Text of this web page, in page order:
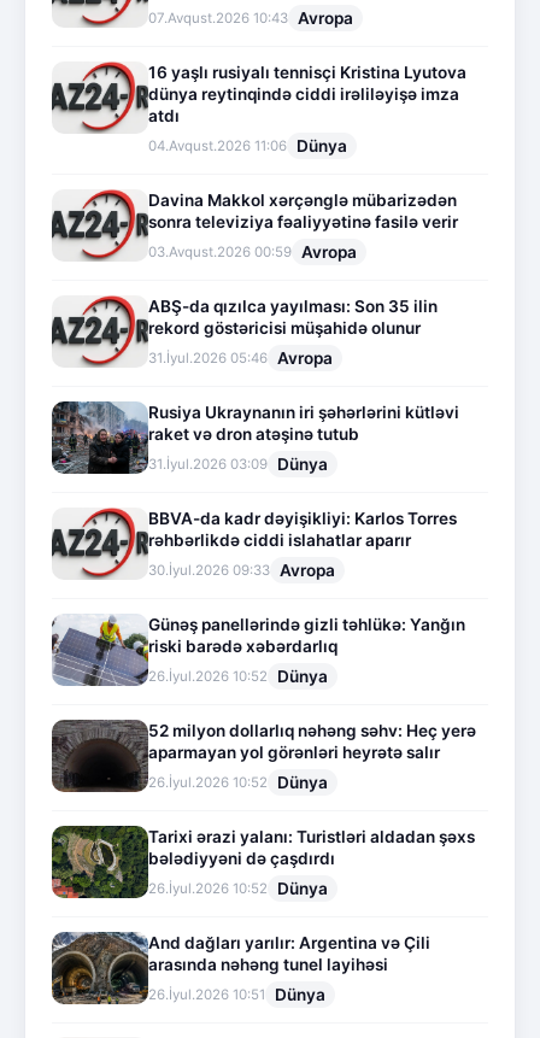
07.Avqust.2026 10:43 Avropa
16 yaşlı rusiyalı tennisçi Kristina Lyutova
dünya reytinqində ciddi irəliləyişə imza
atdı
04.Avqust.2026 11:06 Dünya
Davina Makkol xərçənglə mübarizədən
sonra televiziya fəaliyyətinə fasilə verir
03.Avqust.2026 00:59 Avropa
ABŞ-da qızılca yayılması: Son 35 ilin
rekord göstəricisi müşahidə olunur
31.İyul.2026 05:46 Avropa
Rusiya Ukraynanın iri şəhərlərini kütləvi
raket və dron atəşinə tutub
31.İyul.2026 03:09 Dünya
BBVA-da kadr dəyişikliyi: Karlos Torres
rəhbərlikdə ciddi islahatlar aparır
30.İyul.2026 09:33 Avropa
Günəş panellərində gizli təhlükə: Yanğın
riski barədə xəbərdarlıq
26.İyul.2026 10:52 Dünya
52 milyon dollarlıq nəhəng səhv: Heç yerə
aparmayan yol görənləri heyrətə salır
26.İyul.2026 10:52 Dünya
Tarixi ərazi yalanı: Turistləri aldadan şəxs
bələdiyyəni də çaşdırdı
26.İyul.2026 10:52 Dünya
And dağları yarılır: Argentina və Çili
arasında nəhəng tunel layihəsi
26.İyul.2026 10:51 Dünya